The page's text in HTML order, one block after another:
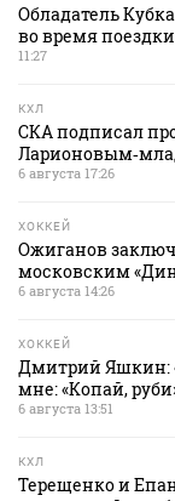
Обладатель
во время
11:27
КХЛ
СКА подписал
6 августа 17:26
ХОККЕЙ
Ожиганов
московским
6 августа 14:26
ХОККЕЙ
Дмитрий Яшкин:
мне: «Копай,
6 августа 13:51
КХЛ
Терещенко и